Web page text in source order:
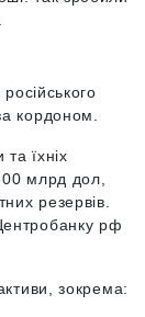
кордоном.
їхніх
млрд дол,
резервів.
рф
зокрема: